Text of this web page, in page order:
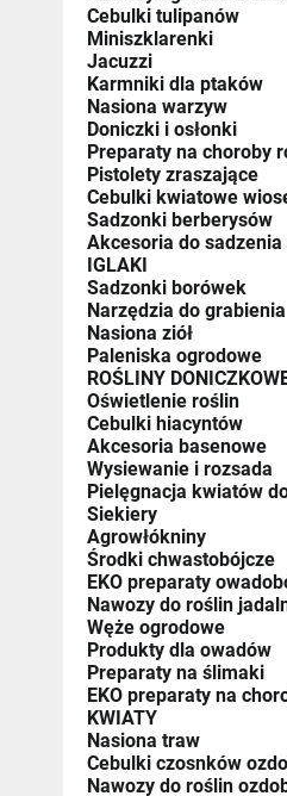
Cebulki tulipanów
Miniszklarenki
Jacuzzi
Karmniki dla ptaków
Nasiona warzyw
Doniczki i osłonki
Preparaty na choroby
Pistolety zraszające
Cebulki kwiatowe
Sadzonki berberysów
Akcesoria do
IGLAKI
Sadzonki borówek
Narzędzia do grabienia
Nasiona ziół
Paleniska ogrodowe
ROŚLINY
Oświetlenie roślin
Cebulki hiacyntów
Akcesoria basenowe
Wysiewanie i rozsada
Pielęgnacja kwiatów
Siekiery
Agrowłókniny
Środki chwastobójcze
EKO preparaty
Nawozy do roślin
Węże ogrodowe
Produkty dla owadów
Preparaty na ślimaki
EKO preparaty na
KWIATY
Nasiona traw
Cebulki czosnków
Nawozy do roślin